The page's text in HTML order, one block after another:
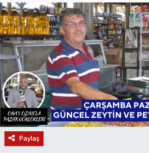
Paylaş
DEMİRCİ
GÖLMARMARA
GÖRDES
KÖPRÜBAŞI
SOMA
SARUHANLI
ŞEHZADELER
SELENDİ
SOMA
TURGUTLU
YUNUSEMRE
YAŞAM
LIFE
BİLİM VE TEKNOLOJİ
YAZARLAR
MANİSA'NIN YÖRESEL
MANİSA'YI KEŞFET